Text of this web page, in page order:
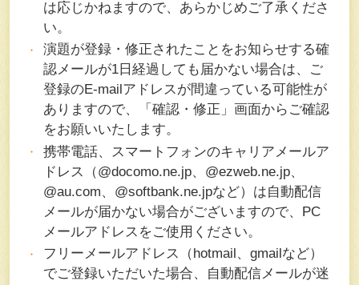
は応じかねますので、あらかじめご了承くださ
い。
演題が登録・修正されたことをお知らせする確
認メールが1日経過しても届かない場合は、ご
登録のE-mailアドレスが間違っている可能性が
ありますので、「確認・修正」画面からご確認
をお願いいたします。
携帯電話、スマートフォンのキャリアメールア
ドレス（@docomo.ne.jp、@ezweb.ne.jp、
@au.com、@softbank.ne.jpなど）は自動配信
メールが届かない場合がございますので、PC
メールアドレスをご使用ください。
フリーメールアドレス（hotmail、gmailなど）
でご登録いただいた場合、自動配信メールが迷